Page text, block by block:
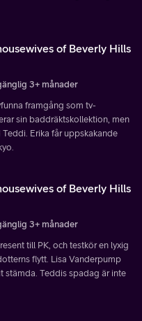
of Beverly Hills
3+ månader
framgång som tv-
sin baddräktskollektion, men
Erika får uppskakande
of Beverly Hills
3+ månader
till PK, och testkör en lyxig
flytt. Lisa Vanderpump
stämda. Teddis spadag är inte